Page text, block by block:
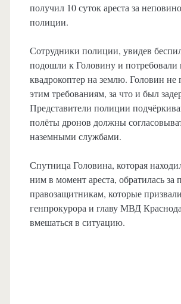
получил 10 суток ареста за
полиции.
Сотрудники полиции, увидев
подошли к Головину и потребовали
квадрокоптер на землю. Головин не
этим требованиям, за что и был
Представители полиции
полёты дронов должны
наземными службами.
Спутница Головина, которая
ним в момент ареста, обратилась
правозащитникам, которые призвали
генпрокурора и главу МВД
вмешаться в ситуацию.